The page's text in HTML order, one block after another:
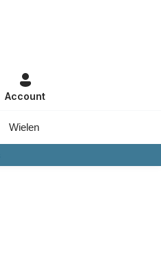
Account
Wielen